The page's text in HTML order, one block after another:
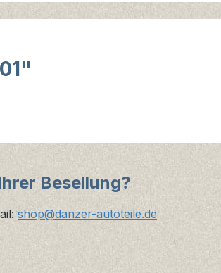
Besellung?
shop@danzer-autoteile.de